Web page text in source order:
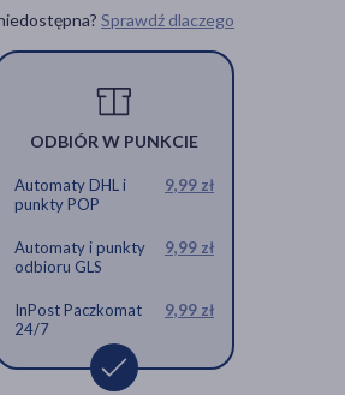
Sprawdź dlaczego
ODBIÓR W PUNKCIE
Automaty DHL i
punkty POP
9,99 zł
Automaty i punkty
odbioru GLS
9,99 zł
InPost Paczkomat
24/7
9,99 zł